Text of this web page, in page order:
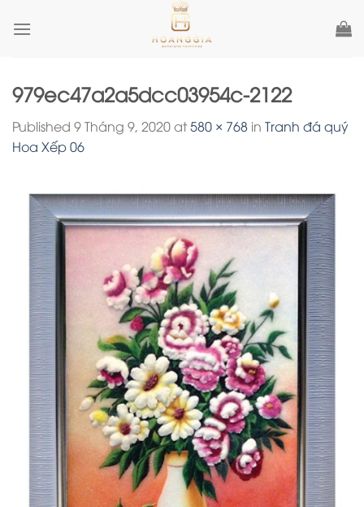
979ec47a2a5dcc03954c-2122
Published 9 Tháng 9, 2020at580 × 768 in Tranh đá quý
Hoa Xếp 06